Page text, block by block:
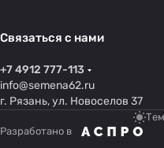
Связаться с нами
+7 4912 777-113
info@semena62.ru
г. Рязань, ул. Новоселов 37
Разработано в